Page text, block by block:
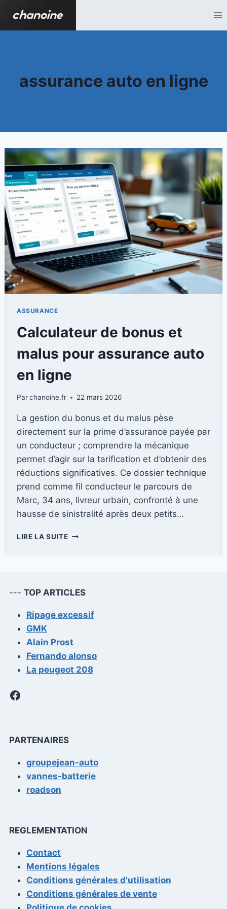
contenu
assurance auto en ligne
ASSURANCE
Calculateur de bonus et
malus pour assurance auto
en ligne
Parchanoine.fr 22 mars 2026
La gestion du bonus et du malus pèse
directement sur la prime d’assurance payée par
un conducteur ; comprendre la mécanique
permet d’agir sur la tarification et d’obtenir des
réductions significatives. Ce dossier technique
prend comme fil conducteur le parcours de
Marc, 34 ans, livreur urbain, confronté à une
hausse de sinistralité après deux petits…
LIRE LA SUITECALCULATEUR
POUR
ASSURANCE
EN
--- TOP ARTICLES
Ripage excessif
GMK
Alain Prost
Fernando alonso
La peugeot 208
Facebook
PARTENAIRES
groupejean-auto
vannes-batterie
roadson
REGLEMENTATION
Contact
Mentions légales
Conditions générales d'utilisation
Conditions générales de vente